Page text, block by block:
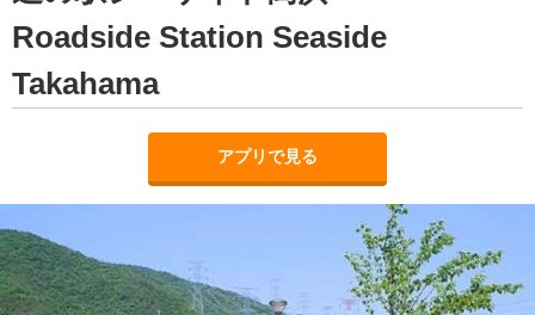
Roadside Station Seaside
Takahama
アプリで見る